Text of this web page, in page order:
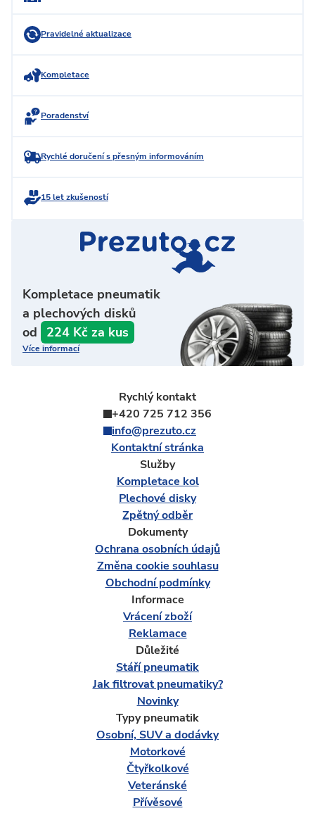
Pravidelné aktualizace
Kompletace
Poradenství
Rychlé doručení s přesným informováním
15 let zkušeností
Kompletace pneumatik
a plechových disků
od
224 Kč za kus
Více informací
Rychlý kontakt
+420 725 712 356
info@prezuto.cz
Kontaktní stránka
Služby
Kompletace kol
Plechové disky
Zpětný odběr
Dokumenty
Ochrana osobních údajů
Změna cookie souhlasu
Obchodní podmínky
Informace
Vrácení zboží
Reklamace
Důležité
Stáří pneumatik
Jak filtrovat pneumatiky?
Novinky
Typy pneumatik
Osobní, SUV a dodávky
Motorkové
Čtyřkolkové
Veteránské
Přívěsové